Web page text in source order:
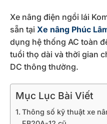
Xe nâng điện ngồi lái
sẵn tại Xe nâng Phúc
dụng hệ thống AC toàn
tuổi thọ dài và thời gian
DC thông thường.
Mục Lục Bài Viết
Thông số kỹ thuật xe